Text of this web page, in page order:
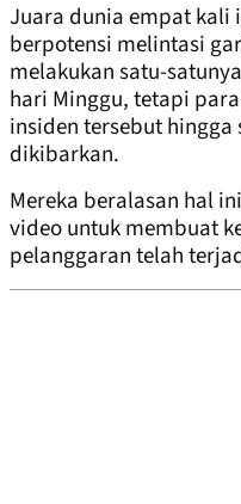
Juara dunia empat kali
berpotensi melintasi
melakukan satu-
hari Minggu, tetapi
insiden tersebut
dikibarkan.
Mereka beralasan hal
video untuk membuat
pelanggaran telah